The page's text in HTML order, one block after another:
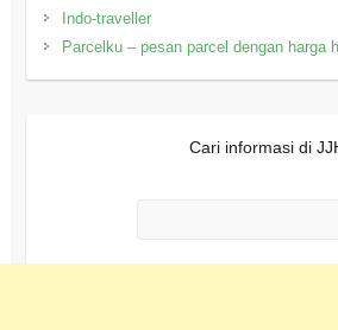
Indo-traveller
Parcelku – pesan parcel dengan harga
Cari informasi di